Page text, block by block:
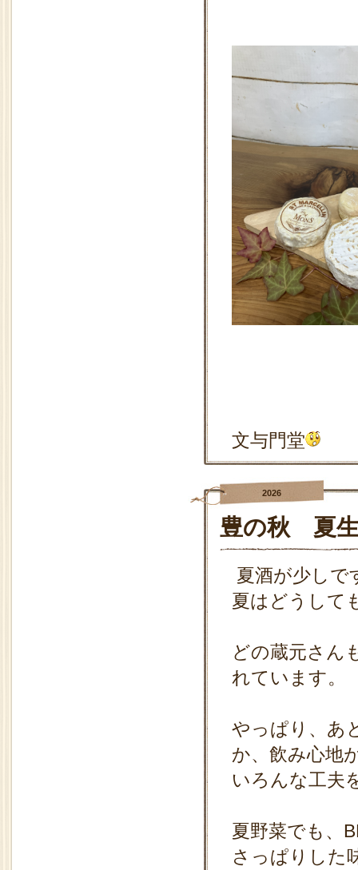
文与門堂
2026
豊の秋 夏
夏酒が少しで
夏はどうして
どの蔵元さん
れています。
やっぱり、あ
か、飲み心地
いろんな工夫
夏野菜でも、
さっぱりした